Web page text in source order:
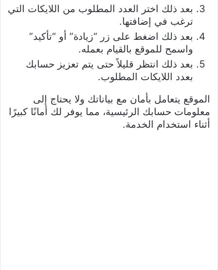
بعد ذلك اختر العدد المطلوب من اللايكات التي
ترغب في إضافتها.
بعد ذلك اضغط على زر “زيادة” أو “تأكيد”
واسمح للموقع بالقيام بعمله.
بعد ذلك انتظر قليلاً حتى يتم تعزيز حسابك
بعدد اللايكات المطلوب.
الموقع يتعامل بأمان مع بياناتك ولا يحتاج إلى
معلومات حسابك الرئيسية، مما يوفر لك أمانًا كبيرًا
أثناء استخدام الخدمة.